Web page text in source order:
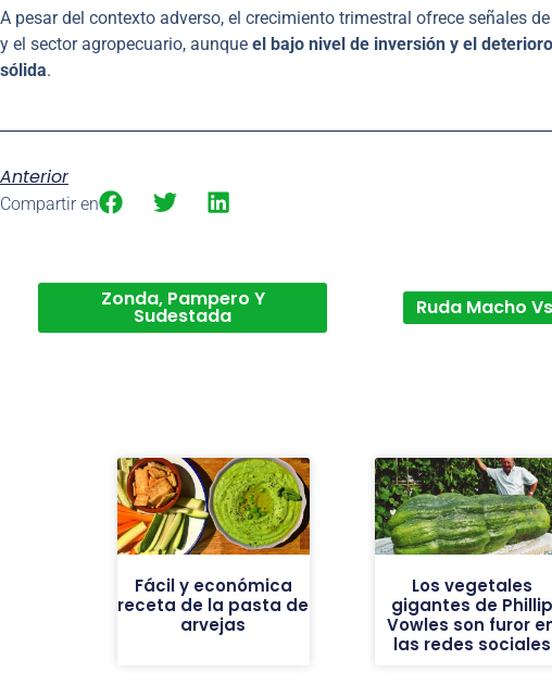
A pesar del contexto adverso, el crecimiento trimestral ofrece señales
y el sector agropecuario, aunque el bajo nivel de inversión y el
sólida.
Anterior
Compartir en
Zonda, Pampero Y
Sudestada Ruda Macho
Fácil y económica
receta de la pasta de
arvejas
Los vegetales
gigantes de Phillip
Vowles son furor
las redes sociales